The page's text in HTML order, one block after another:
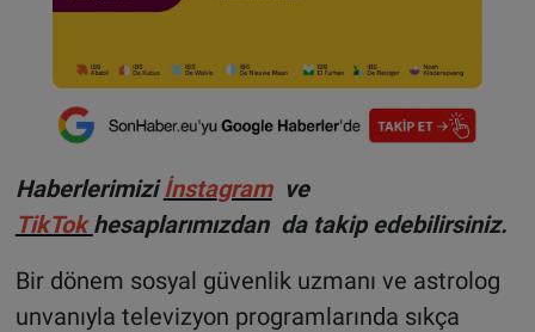
Haberlerimiziİnstagram ve
TikTokhesaplarımızdan da takip edebilirsiniz.
Bir dönem sosyal güvenlik uzmanı ve astrolog
unvanıyla televizyon programlarında sıkça